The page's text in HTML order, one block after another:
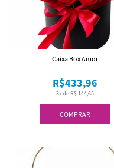
COMPRAR
3x de R$ 144,65
R$433,96
Caixa Box Amor